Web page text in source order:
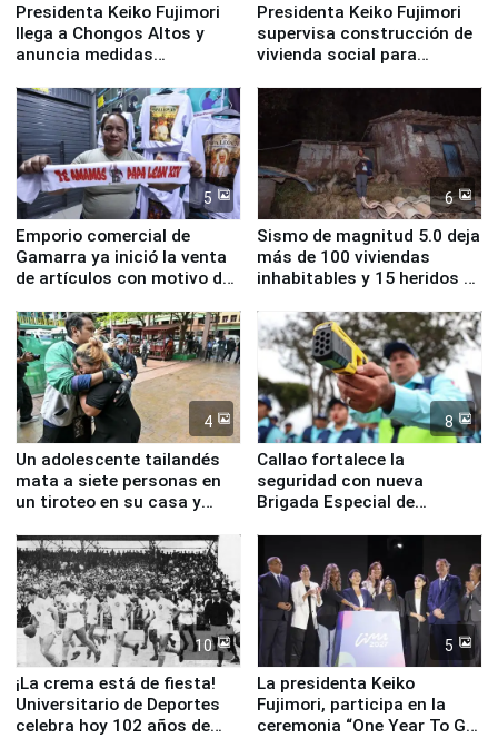
Presidenta Keiko Fujimori
llega a Chongos Altos y
anuncia medidas
educación, salud y empleo
Presidenta Keiko Fujimori
supervisa construcción de
vivienda social para
5
Emporio comercial de
Gamarra ya inició la venta
de artículos con motivo de
6
Sismo de magnitud 5.0 deja
más de 100 viviendas
inhabitables y 15 heridos en
4
Un adolescente tailandés
mata a siete personas en
un tiroteo en su casa y
8
Callao fortalece la
seguridad con nueva
Brigada Especial de
equipamiento para
Serenazgo
10
¡La crema está de fiesta!
Universitario de Deportes
celebra hoy 102 años de
5
La presidenta Keiko
Fujimori, participa en la
ceremonia “One Year To Go